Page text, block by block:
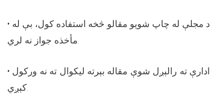
• د مجلې له چاپ شويو مقالو څخه استفاده کول، بې له
مأخذه جواز نه لري.
• ادارې ته رالېږل شوې مقاله بېرته ليکوال ته نه ورکول
کېږي.